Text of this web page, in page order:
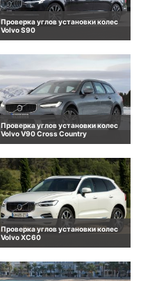
Проверка углов установки колес
Volvo S90
Проверка углов установки колес
Volvo V90 Cross Country
Проверка углов установки колес
Volvo XC60